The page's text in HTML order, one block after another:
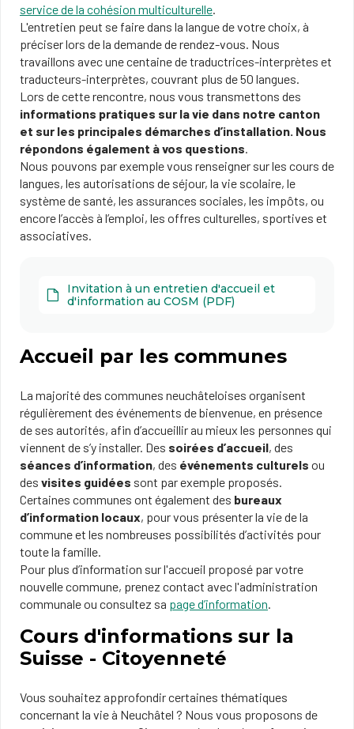
service de la cohésion multiculturelle.
L'entretien peut se faire dans la langue de votre choix, à
préciser lors de la demande de rendez-vous. Nous
travaillons avec une centaine de traductrices-interprètes et
traducteurs-interprètes, couvrant plus de 50 langues.
Lors de cette rencontre, nous vous transmettons des
informations pratiques sur la vie dans notre canton
et sur les principales démarches d’installation. Nous
répondons également à vos questions.
Nous pouvons par exemple vous renseigner sur les cours de
langues, les autorisations de séjour, la vie scolaire, le
système de santé, les assurances sociales, les impôts, ou
encore l’accès à l’emploi, les offres culturelles, sportives et
associatives.
Invitation à un entretien d'accueil et
d'information au COSM (PDF)
Accueil par les communes
La majorité des communes neuchâteloises organisent
régulièrement des événements de bienvenue, en présence
de ses autorités, afin d’accueillir au mieux les personnes qui
viennent de s’y installer. Des soirées d’accueil, des
séances d’information, des événements culturels ou
des visites guidées sont par exemple proposés.
Certaines communes ont également des bureaux
d’information locaux, pour vous présenter la vie de la
commune et les nombreuses possibilités d’activités pour
toute la famille.
Pour plus d’information sur l'accueil proposé par votre
nouvelle commune, prenez contact avec l'administration
communale ou consultez sa page d’information.
Cours d'informations sur la
Suisse - Citoyenneté
Vous souhaitez approfondir certaines thématiques
concernant la vie à Neuchâtel ? Nous vous proposons de